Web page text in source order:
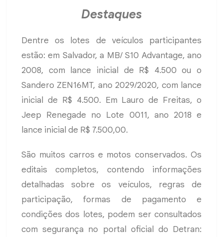
Destaques
Dentre os lotes de veículos participantes
estão: em Salvador, a MB/ S10 Advantage, ano
2008, com lance inicial de R$ 4.500 ou o
Sandero ZEN16MT, ano 2029/2020, com lance
inicial de R$ 4.500. Em Lauro de Freitas, o
Jeep Renegade no Lote 0011, ano 2018 e
lance inicial de R$ 7.500,00.
São muitos carros e motos conservados. Os
editais completos, contendo informações
detalhadas sobre os veículos, regras de
participação, formas de pagamento e
condições dos lotes, podem ser consultados
com segurança no portal oficial do Detran: